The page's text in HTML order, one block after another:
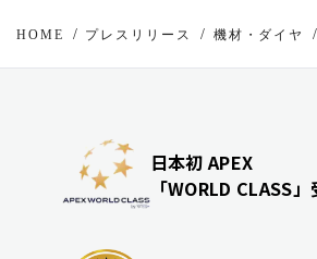
HOME プレスリリース 機材・ダイヤ
日本初 APEX
「WORLD CLASS」